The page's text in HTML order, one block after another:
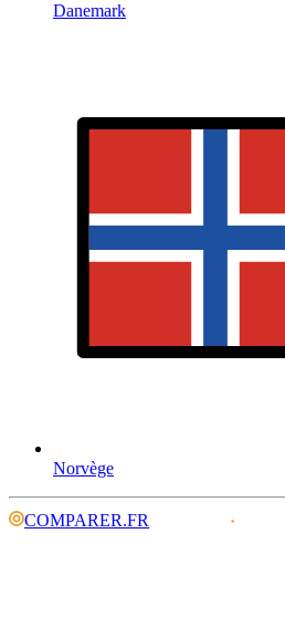
Danemark
Norvège
COMPARER.FR